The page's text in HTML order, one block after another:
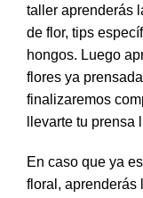
taller aprenderás
de flor, tips
hongos. Luego
flores ya
finalizaremos
llevarte tu prensa
En caso que ya
floral, aprenderás